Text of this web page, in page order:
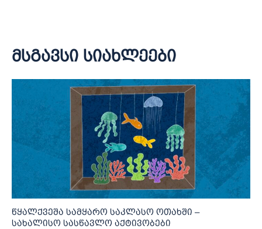
მსგავსი სიახლეები
წყალქვეშა სამყარო საკლასო ოთახში –
სახალისო სასწავლო აქტივობები